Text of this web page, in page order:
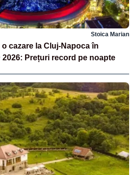
Stoica Marian
cazare la Cluj-Napoca în
Prețuri record pe noapte